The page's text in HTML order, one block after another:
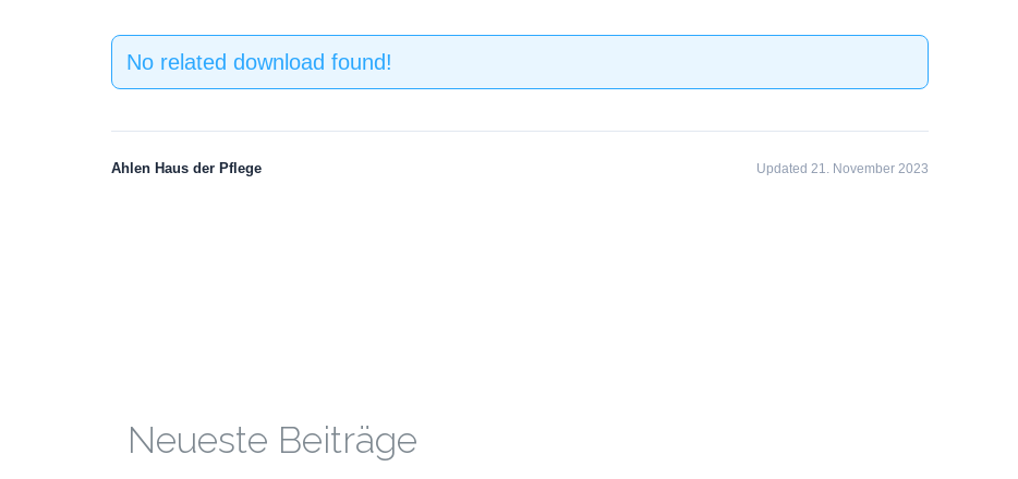
No related download found!
Ahlen Haus der Pflege Updated 21. November 2023
Neueste Beiträge